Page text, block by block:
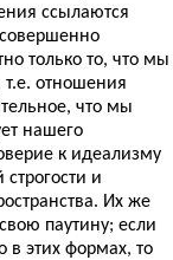
ссылаются
только то, что мы
отношения
что мы
нашего
к идеализму
и
Их же
паутину; если
этих формах, то